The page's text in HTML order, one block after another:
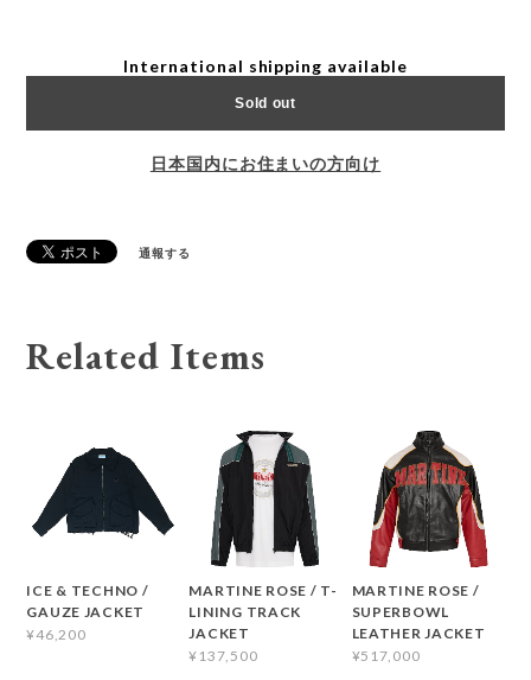
International shipping available
Sold out
日本国内にお住まいの方向け
通報する
Related Items
ICE & TECHNO /
GAUZE JACKET
¥46,200
MARTINE ROSE / T-
LINING TRACK
JACKET
¥137,500
MARTINE ROSE /
SUPERBOWL
LEATHER JACKET
¥517,000